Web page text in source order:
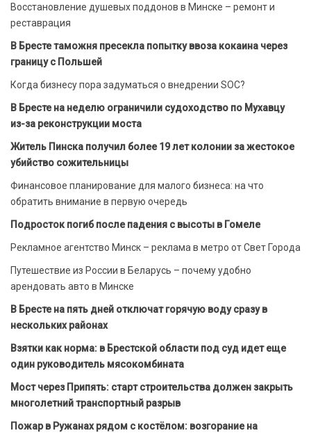
Восстановление душевых поддонов в Минске – ремонт и
реставрация
В Бресте таможня пресекла попытку ввоза кокаина через
границу с Польшей
Когда бизнесу пора задуматься о внедрении SOC?
В Бресте на неделю ограничили судоходство по Мухавцу
из-за реконструкции моста
Житель Пинска получил более 19 лет колонии за жестокое
убийство сожительницы
Финансовое планирование для малого бизнеса: на что
обратить внимание в первую очередь
Подросток погиб после падения с высоты в Гомеле
Рекламное агентство Минск – реклама в метро от Свет Города
Путешествие из России в Беларусь – почему удобно
арендовать авто в Минске
В Бресте на пять дней отключат горячую воду сразу в
нескольких районах
Взятки как норма: в Брестской области под суд идет еще
один руководитель мясокомбината
Мост через Припять: старт строительства должен закрыть
многолетний транспортный разрыв
Пожар в Ружанах рядом с костёлом: возгорание на